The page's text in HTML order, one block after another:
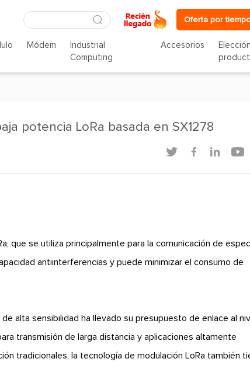
Oferta por
Módem
Industrial
Computing
Accesorios
potencia LoRa basada en SX1278
   
que se utiliza principalmente para la comunicación de
antiinterferencias y puede minimizar el consumo de
alta sensibilidad ha llevado su presupuesto de enlace al
transmisión de larga distancia y aplicaciones altamente
tradicionales, la tecnología de modulación LoRa también